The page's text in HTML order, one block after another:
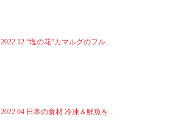
2022.12 “塩の花”カマルグのフル...
2022.04 日本の食材 冷凍＆鮮魚を...